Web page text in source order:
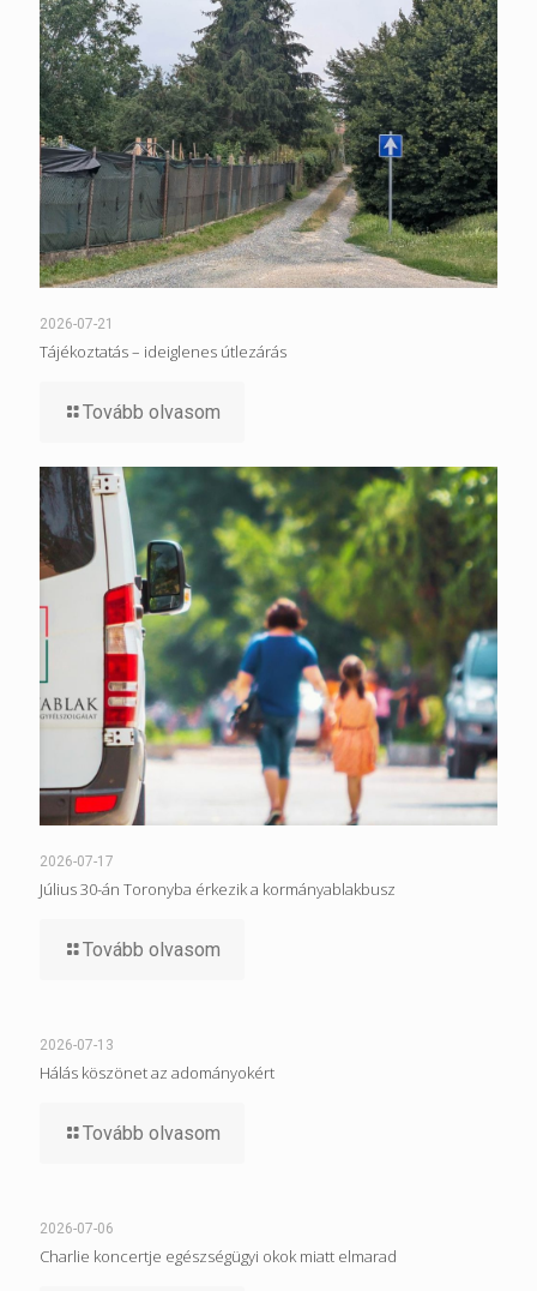
2026-07-21
Tájékoztatás – ideiglenes útlezárás
Tovább olvasom
2026-07-17
Július 30-án Toronyba érkezik a kormányablakbusz
Tovább olvasom
2026-07-13
Hálás köszönet az adományokért
Tovább olvasom
2026-07-06
Charlie koncertje egészségügyi okok miatt elmarad